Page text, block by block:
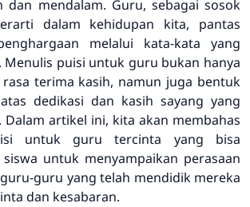
dan mendalam. Guru, sebagai sosok
dalam kehidupan kita, pantas
melalui kata-kata yang
Menulis puisi untuk guru bukan hanya
terima kasih, namun juga bentuk
dedikasi dan kasih sayang yang
Dalam artikel ini, kita akan membahas
untuk guru tercinta yang bisa
untuk menyampaikan perasaan
guru yang telah mendidik mereka
dan kesabaran.